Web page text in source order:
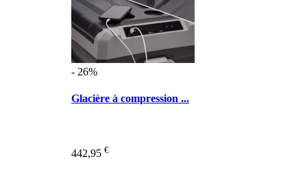
- 26%
Glacière à compression ...
442,95 €